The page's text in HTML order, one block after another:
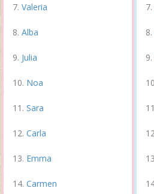
Valeria
Alba
Julia
Noa
Sara
Carla
Emma
Carmen